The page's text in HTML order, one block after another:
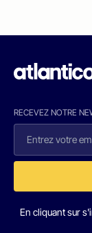
RECEVEZ NOTRE
En cliquant sur